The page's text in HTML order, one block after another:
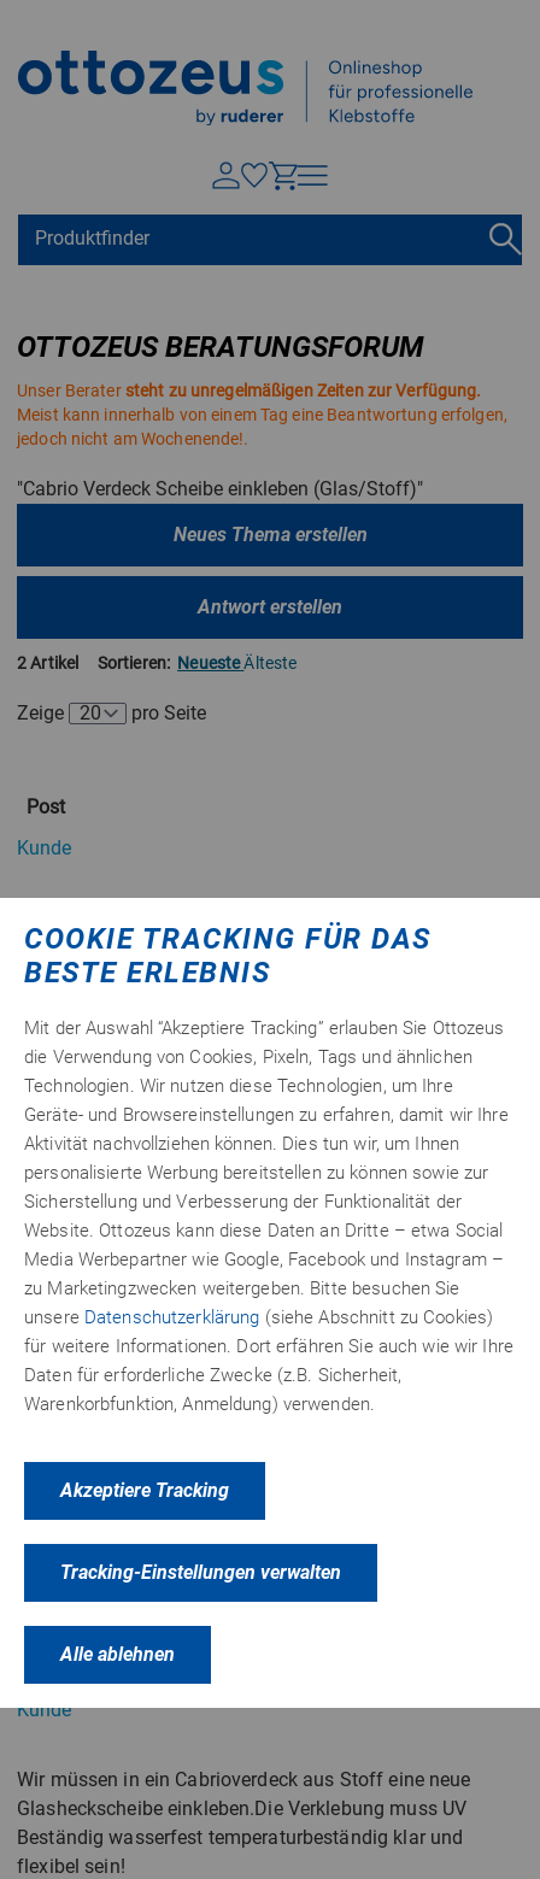
Springen zu
Tastaturkurzbefehle
Konto Shift + ALt + A
Menü ein-/ausblenden Shift + Alt + Z
OTTOZEUS BERATUNGSFORUM
Unser Beratersteht zu unregelmäßigen Zeiten zur Verfügung.
Meist kann innerhalb von einem Tag eine Beantwortung erfolgen,
jedoch nicht am Wochenende!.
"Cabrio Verdeck Scheibe einkleben (Glas/Stoff)"
Neues Thema erstellen
Antwort erstellen
2 Artikel Sortieren: NeuesteÄlteste
Zeige pro Seite
Post
Kunde
zu Ihre Anfrage vorab:
Kleben ist keine mechanische Verbindung wie schrauben,
Die Verbindungstechnik KLEBEN basiert auf die
Anziehungskräfte der Moleküle der Oberflächen des
Klebstoffs und der Werkstoffe. Diese Kräfte wirken je
nach Material und Klebstoff sowie
Nutzungsbeanspruchung unterschiedlich.
Für eine sog. technische Klebung, wie die Ihre, ist es
zwingend nötig in entsprechenden Testreihen geeignete
Klebstoffe mit den unterschiedlichen Materialien unter
praxisnahen Nutzungsbedingungen zu testen. Da wir
weder die Klebeigenschaft der Oberflächen Ihres Glases
und der Verdeckmaterielen kennen und auf keine
entsprechende Versuchsreihen mit aussagekräftigen
Testergebnissen zurückgreifen können, sehen wir von
Wir empfehlen Ihnen für Ihre Reparatur eine authorisierte
Fachwerkstatt mit entsprechenden Erfahrungen zu
beauftragen.
Ihr Beraterteam von Ottozeus
Posted: 08.01.2025
Kunde
Wir müssen in ein Cabrioverdeck aus Stoff eine neue
Glasheckscheibe einkleben.Die Verklebung muss UV
Beständig wasserfest temperaturbeständig klar und
flexibel sein!
COOKIE TRACKING FÜR DAS
BESTE ERLEBNIS
Mit der Auswahl “Akzeptiere Tracking” erlauben Sie Ottozeus
die Verwendung von Cookies, Pixeln, Tags und ähnlichen
Technologien. Wir nutzen diese Technologien, um Ihre
Geräte- und Browsereinstellungen zu erfahren, damit wir Ihre
Aktivität nachvollziehen können. Dies tun wir, um Ihnen
personalisierte Werbung bereitstellen zu können sowie zur
Sicherstellung und Verbesserung der Funktionalität der
Website. Ottozeus kann diese Daten an Dritte – etwa Social
Media Werbepartner wie Google, Facebook und Instagram –
zu Marketingzwecken weitergeben. Bitte besuchen Sie
unsere Datenschutzerklärung (siehe Abschnitt zu Cookies)
für weitere Informationen. Dort erfähren Sie auch wie wir Ihre
Daten für erforderliche Zwecke (z.B. Sicherheit,
Warenkorbfunktion, Anmeldung) verwenden.
Akzeptiere Tracking
Tracking-Einstellungen verwalten
Alle ablehnen